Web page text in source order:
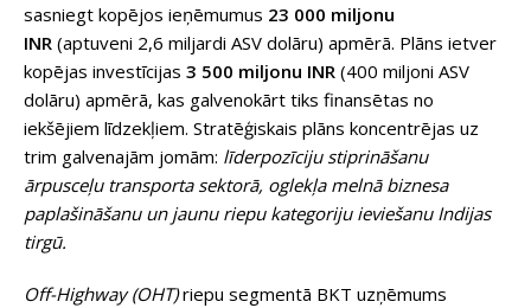
sasniegt kopējos ieņēmumus 23 000 miljonu
INR (aptuveni 2,6 miljardi ASV dolāru) apmērā. Plāns ietver
kopējas investīcijas 3 500 miljonu INR (400 miljoni ASV
dolāru) apmērā, kas galvenokārt tiks finansētas no
iekšējiem līdzekļiem. Stratēģiskais plāns koncentrējas uz
trim galvenajām jomām: līderpozīciju stiprināšanu
ārpusceļu transporta sektorā, oglekļa melnā biznesa
paplašināšanu un jaunu riepu kategoriju ieviešanu Indijas
tirgū.
Off-Highway (OHT)riepu segmentā BKT uzņēmums